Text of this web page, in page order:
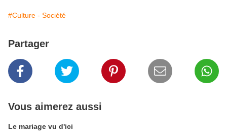
#Culture - Société
Partager
Vous aimerez aussi
Le mariage vu d'ici